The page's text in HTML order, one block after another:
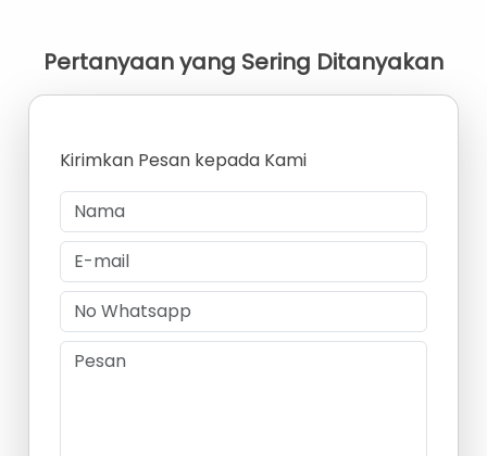
Pertanyaan yang Sering Ditanyakan
Kirimkan Pesan kepada Kami